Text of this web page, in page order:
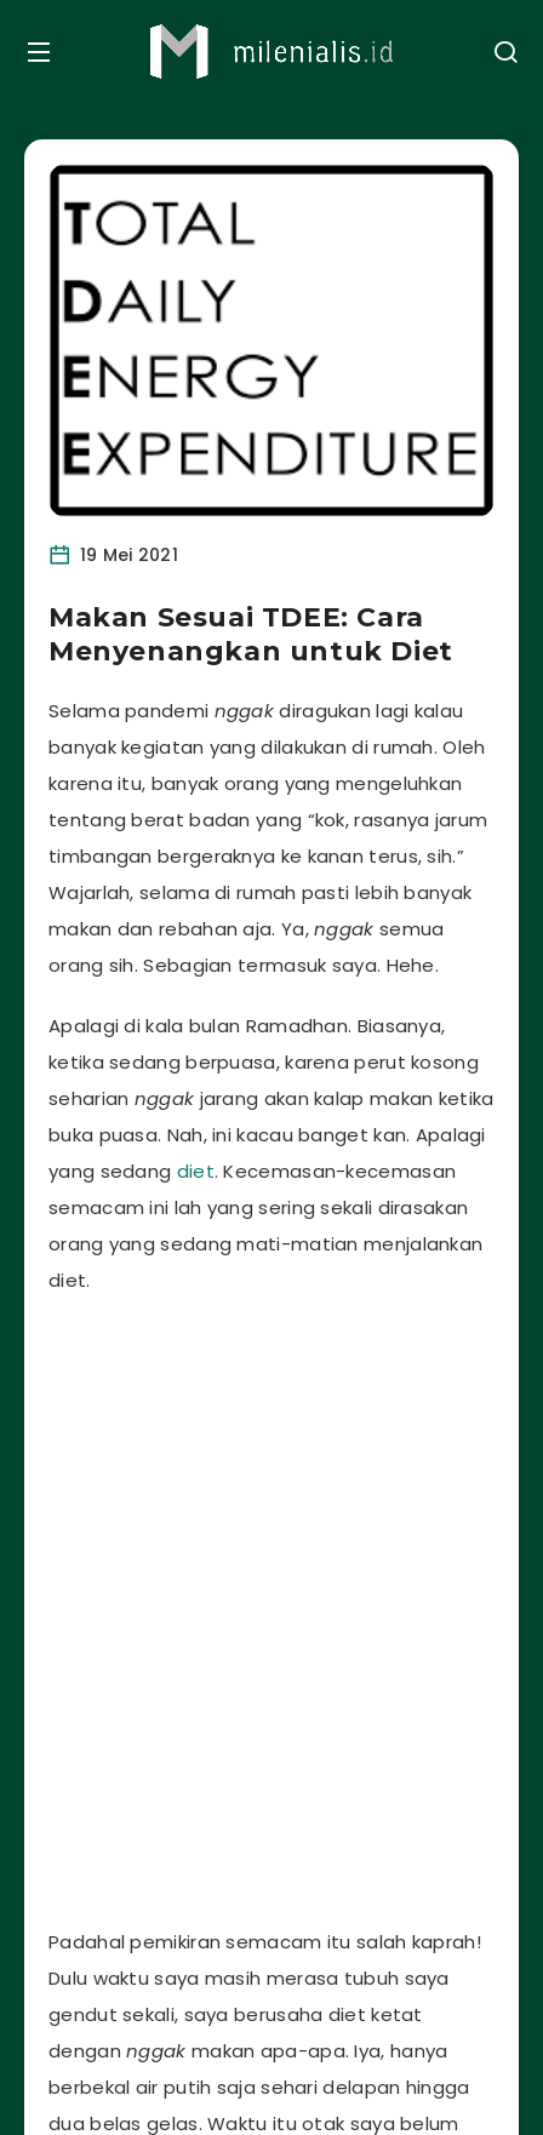
19 Mei 2021
Makan Sesuai TDEE: Cara
Menyenangkan untuk Diet
Selama pandemi nggakdiragukan lagi kalau
banyak kegiatan yang dilakukan di rumah. Oleh
karena itu, banyak orang yang mengeluhkan
tentang berat badan yang “kok, rasanya jarum
timbangan bergeraknya ke kanan terus, sih.”
Wajarlah, selama di rumah pasti lebih banyak
makan dan rebahan aja. Ya,nggak semua
orang sih. Sebagian termasuk saya. Hehe.
Apalagi di kala bulan Ramadhan. Biasanya,
ketika sedang berpuasa, karena perut kosong
seharian nggak jarang akan kalap makan ketika
buka puasa. Nah, ini kacau banget kan. Apalagi
yang sedang diet. Kecemasan-kecemasan
semacam ini lah yang sering sekali dirasakan
orang yang sedang mati-matian menjalankan
diet.
Padahal pemikiran semacam itu salah kaprah!
Dulu waktu saya masih merasa tubuh saya
gendut sekali, saya berusaha diet ketat
dengannggak makan apa-apa. Iya, hanya
berbekal air putih saja sehari delapan hingga
dua belas gelas. Waktu itu otak saya belum